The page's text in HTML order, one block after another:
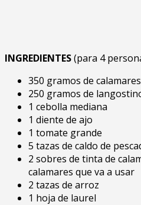
INGREDIENTES(para 4
350 gramos de calamares
250 gramos de
1 cebolla mediana
1 diente de ajo
1 tomate grande
5 tazas de caldo de
2 sobres de tinta de
calamares que va a usar
2 tazas de arroz
1 hoja de laurel